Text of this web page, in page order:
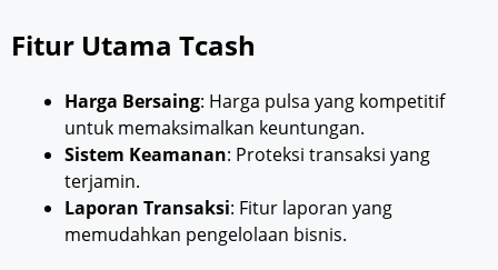
Fitur Utama Tcash
Harga Bersaing: Harga pulsa yang kompetitif
untuk memaksimalkan keuntungan.
Sistem Keamanan: Proteksi transaksi yang
terjamin.
Laporan Transaksi: Fitur laporan yang
memudahkan pengelolaan bisnis.